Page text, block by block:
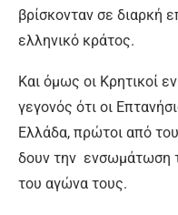
βρίσκονταν σε διαρκή
ελληνικό κράτος.
Και όμως οι Κρητικοί
γεγονός ότι οι
Ελλάδα, πρώτοι από
δουν την ενσωμάτωση
του αγώνα τους.